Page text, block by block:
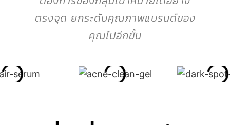
ตรงจุด ยกระดับคุณภาพแบรนด์ของ
คุณไปอีกขั้น